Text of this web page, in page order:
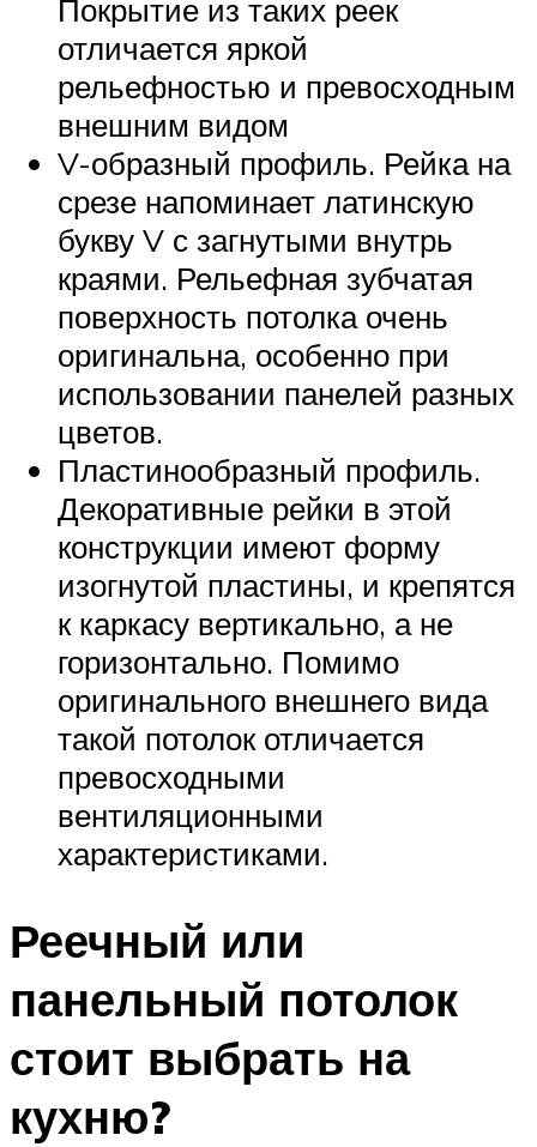
Покрытие из таких реек
отличается яркой
рельефностью и превосходным
внешним видом
V-образный профиль. Рейка на
срезе напоминает латинскую
букву V с загнутыми внутрь
краями. Рельефная зубчатая
поверхность потолка очень
оригинальна, особенно при
использовании панелей разных
цветов.
Пластинообразный профиль.
Декоративные рейки в этой
конструкции имеют форму
изогнутой пластины, и крепятся
к каркасу вертикально, а не
горизонтально. Помимо
оригинального внешнего вида
такой потолок отличается
превосходными
вентиляционными
характеристиками.
Реечный или
панельный потолок
стоит выбрать на
кухню?